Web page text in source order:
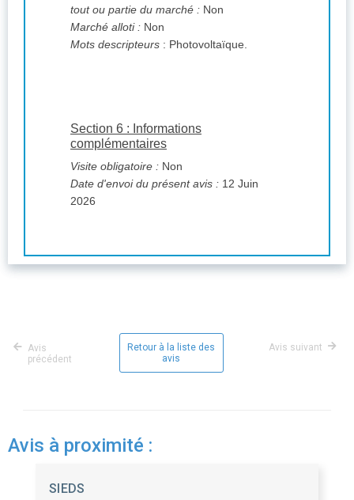
tout ou partie du marché : Non
Marché alloti : Non
Mots descripteurs : Photovoltaïque.
Section 6 : Informations
complémentaires
Visite obligatoire : Non
Date d'envoi du présent avis : 12 Juin
2026
Avis
précédent
Retour à la liste des
avis
Avis suivant
Avis à proximité :
SIEDS